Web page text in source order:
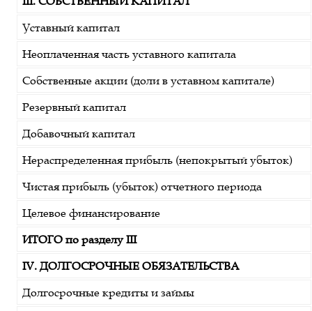
Уставный капитал
Неоплаченная часть уставного капитала
Собственные акции (доли в уставном капитале)
Резервный капитал
Добавочный капитал
Нераспределенная прибыль (непокрытый убыток)
Чистая прибыль (убыток) отчетного периода
Целевое финансирование
ИТОГО по разделу III
IV. ДОЛГОСРОЧНЫЕ ОБЯЗАТЕЛЬСТВА
Долгосрочные кредиты и займы